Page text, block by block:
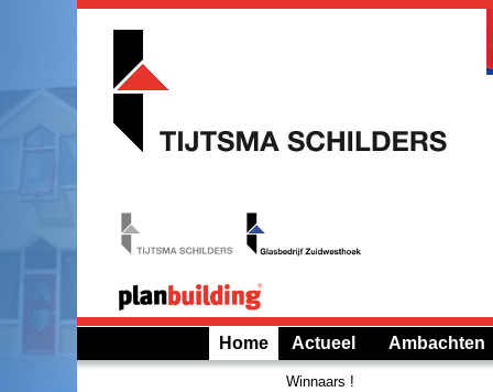
Home Actueel Ambachten
Winnaars !